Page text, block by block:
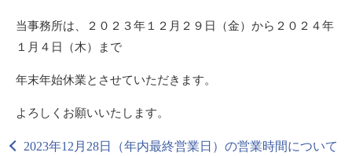
当事務所は、２０２３年１２月２９日（金）から２０２４年
１月４日（木）まで
年末年始休業とさせていただきます。
よろしくお願いいたします。
2023年12月28日（年内最終営業日）の営業時間について